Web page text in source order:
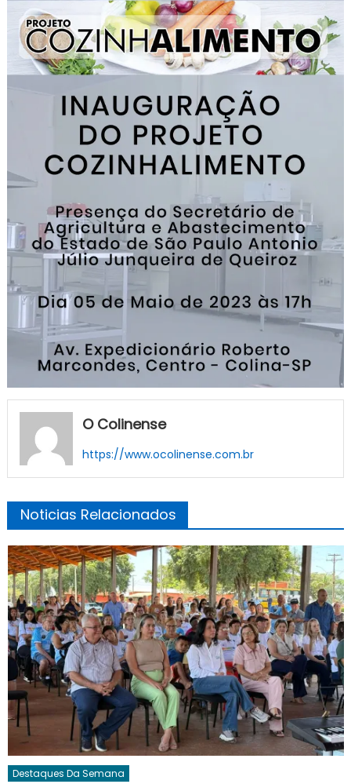
O Colinense
https://www.ocolinense.com.br
Noticias Relacionados
Destaques Da Semana